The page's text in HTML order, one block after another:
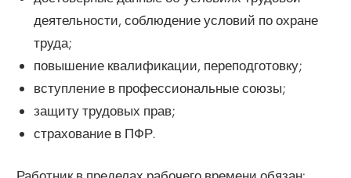
деятельности, соблюдение условий по охране
труда;
повышение квалификации, переподготовку;
вступление в профессиональные союзы;
защиту трудовых прав;
страхование в ПФР.